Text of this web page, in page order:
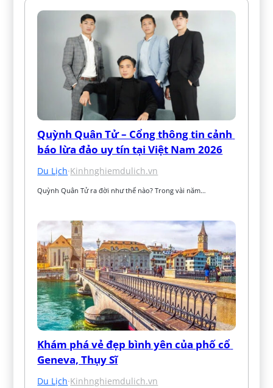
Quỳnh Quân Tử – Cổng thông tin cảnh
báo lừa đảo uy tín tại Việt Nam 2026
Du Lịch·Kinhnghiemdulich.vn
Quỳnh Quân Tử ra đời như thế nào? Trong vài năm…
Khám phá vẻ đẹp bình yên của phố cổ
Geneva, Thụy Sĩ
Du Lịch·Kinhnghiemdulich.vn